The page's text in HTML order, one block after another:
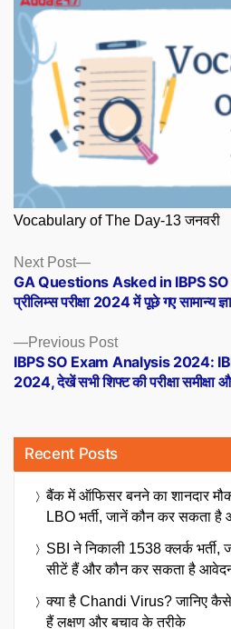
Vocabulary of The Day-13 जनवरी
Posts
navigation
Previous PostPrevious
post:
IBPS SO Exam Analysis 2024:
2024, देखें सभी शिफ्ट की परीक्षा समीक्षा
Next Post
Next
post:
GA Questions Asked in IBPS
प्रीलिम्स परीक्षा 2024 में पूछे गए सामान्य
Recent Posts
बैंक में ऑफिसर बनने का शानदार
LBO भर्ती, जानें कौन कर सकता है
SBI ने निकाली 1538 क्लर्क भर्ती,
सीटें हैं और कौन कर सकता है
क्या है Chandi Virus? जानिए
हैं लक्षण और बचाव के तरीके